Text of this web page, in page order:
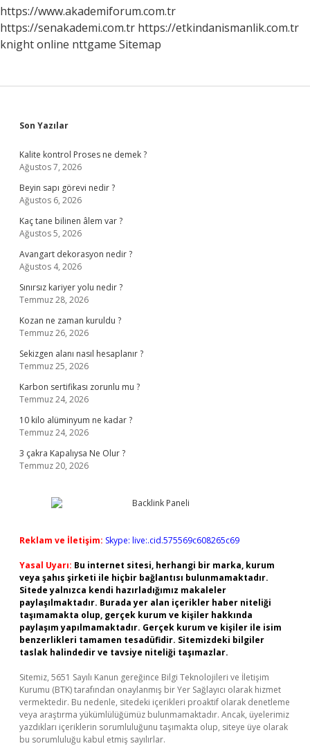
https://www.akademiforum.com.tr
https://senakademi.com.tr https://etkindanismanlik.com.tr
knight online nttgame Sitemap
Sidebar
Son Yazılar
Kalite kontrol Proses ne demek ?
Ağustos 7, 2026
Beyin sapı görevi nedir ?
Ağustos 6, 2026
Kaç tane bilinen âlem var ?
Ağustos 5, 2026
Avangart dekorasyon nedir ?
Ağustos 4, 2026
Sınırsız kariyer yolu nedir ?
Temmuz 28, 2026
Kozan ne zaman kuruldu ?
Temmuz 26, 2026
Sekizgen alanı nasıl hesaplanır ?
Temmuz 25, 2026
Karbon sertifikası zorunlu mu ?
Temmuz 24, 2026
10 kilo alüminyum ne kadar ?
Temmuz 24, 2026
3 çakra Kapalıysa Ne Olur ?
Temmuz 20, 2026
Reklam ve İletişim: Skype: live:.cid.575569c608265c69
Yasal Uyarı: Bu internet sitesi, herhangi bir marka, kurum
veya şahıs şirketi ile hiçbir bağlantısı bulunmamaktadır.
Sitede yalnızca kendi hazırladığımız makaleler
paylaşılmaktadır. Burada yer alan içerikler haber niteliği
taşımamakta olup, gerçek kurum ve kişiler hakkında
paylaşım yapılmamaktadır. Gerçek kurum ve kişiler ile isim
benzerlikleri tamamen tesadüfidir. Sitemizdeki bilgiler
taslak halindedir ve tavsiye niteliği taşımazlar.
Sitemiz, 5651 Sayılı Kanun gereğince Bilgi Teknolojileri ve İletişim
Kurumu (BTK) tarafından onaylanmış bir Yer Sağlayıcı olarak hizmet
vermektedir. Bu nedenle, sitedeki içerikleri proaktif olarak denetleme
veya araştırma yükümlülüğümüz bulunmamaktadır. Ancak, üyelerimiz
yazdıkları içeriklerin sorumluluğunu taşımakta olup, siteye üye olarak
bu sorumluluğu kabul etmiş sayılırlar.